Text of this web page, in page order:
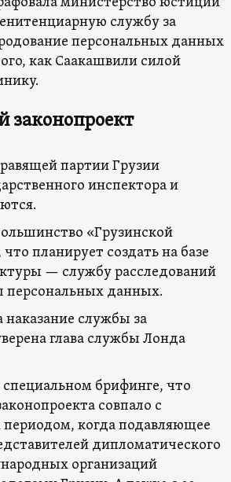
службу за
персональных данных
как Саакашвили силой
законопроект
партии Грузии
инспектора и
«Грузинской
планирует создать на базе
— службу расследований
данных.
наказание службы за
глава службы Лонда
брифинге, что
совпало с
когда подавляющее
дипломатического
организаций